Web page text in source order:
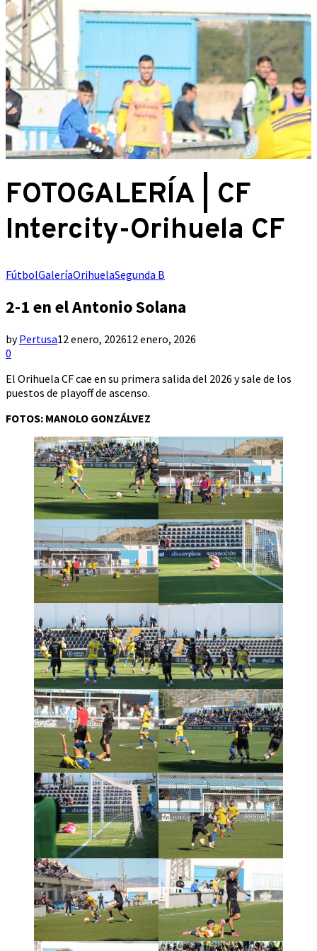
FOTOGALERÍA | CF
Intercity-Orihuela CF
FútbolGaleríaOrihuelaSegunda B
2-1 en el Antonio Solana
byPertusa12 enero, 202612 enero, 2026
0
El Orihuela CF cae en su primera salida del 2026 y sale de los
puestos de playoff de ascenso.
FOTOS: MANOLO GONZÁLVEZ